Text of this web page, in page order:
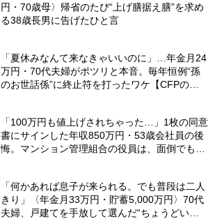
円・70歳母〉帰省のたび“上げ膳据え膳”を求め
る38歳長男に告げたひと言
「夏休みなんて来なきゃいいのに」…年金月24
万円・70代夫婦がポツリと本音。毎年恒例“孫
のお世話係”に終止符を打ったワケ【CFPの助
「100万円も値上げされちゃった…」1枚の同意
書にサインした年収850万円・53歳会社員の後
悔。マンション管理組合の役員は、面倒でも自
「何かあれば息子が来られる。でも普段は二人
きり」〈年金月33万円・貯蓄5,000万円〉70代
夫婦、戸建てを手放して選んだ“ちょうどいい